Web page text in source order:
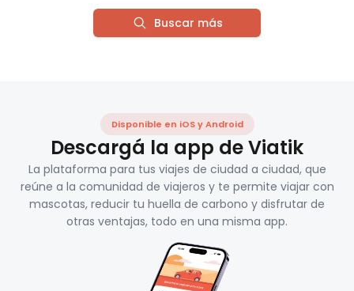
Buscar más
Disponible en iOS y Android
Descargá la app de Viatik
La plataforma para tus viajes de ciudad a ciudad, que
reúne a la comunidad de viajeros y te permite viajar con
mascotas, reducir tu huella de carbono y disfrutar de
otras ventajas, todo en una misma app.